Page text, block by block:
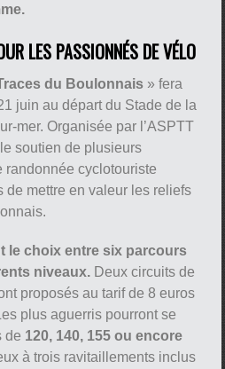
LES PASSIONNÉS DE VÉLO
du Boulonnais » fera
juin au départ du Stade de la
mer. Organisée par l’ASPTT
soutien de plusieurs
randonnée cyclotouriste
de mettre en valeur les reliefs
le choix entre six parcours
niveaux. Deux circuits de
proposés au tarif de 8 euros
plus aguerris pourront se
de 120, 140, 155 ou encore
à trois ravitaillements inclus